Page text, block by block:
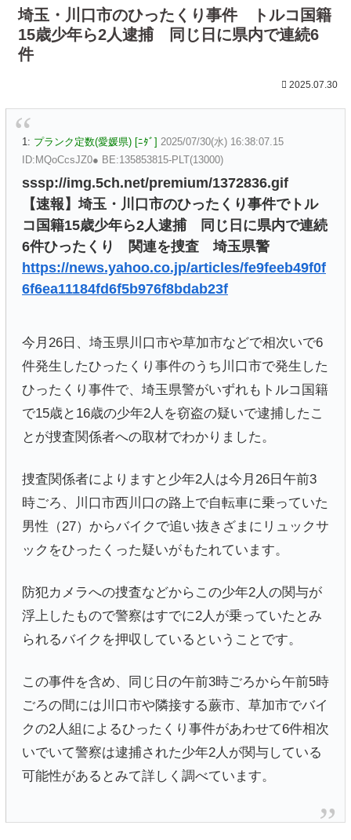
埼玉・川口市のひったくり事件 トルコ国籍
15歳少年ら2人逮捕 同じ日に県内で連続6
件
2025.07.30
1: プランク定数(愛媛県) [ﾆﾀﾞ] 2025/07/30(水) 16:38:07.15
ID:MQoCcsJZ0● BE:135853815-PLT(13000)
sssp://img.5ch.net/premium/1372836.gif
【速報】埼玉・川口市のひったくり事件でトル
コ国籍15歳少年ら2人逮捕 同じ日に県内で連続
6件ひったくり 関連を捜査 埼玉県警
https://news.yahoo.co.jp/articles/fe9feeb49f0f
6f6ea11184fd6f5b976f8bdab23f
今月26日、埼玉県川口市や草加市などで相次いで6
件発生したひったくり事件のうち川口市で発生した
ひったくり事件で、埼玉県警がいずれもトルコ国籍
で15歳と16歳の少年2人を窃盗の疑いで逮捕したこ
とが捜査関係者への取材でわかりました。
捜査関係者によりますと少年2人は今月26日午前3
時ごろ、川口市西川口の路上で自転車に乗っていた
男性（27）からバイクで追い抜きざまにリュックサ
ックをひったくった疑いがもたれています。
防犯カメラへの捜査などからこの少年2人の関与が
浮上したもので警察はすでに2人が乗っていたとみ
られるバイクを押収しているということです。
この事件を含め、同じ日の午前3時ごろから午前5時
ごろの間には川口市や隣接する蕨市、草加市でバイ
クの2人組によるひったくり事件があわせて6件相次
いでいて警察は逮捕された少年2人が関与している
可能性があるとみて詳しく調べています。